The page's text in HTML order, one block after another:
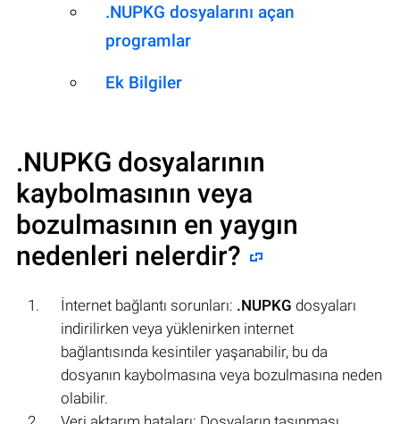
.NUPKG dosyalarını açan
programlar
Ek Bilgiler
.NUPKG dosyalarının
kaybolmasının veya
bozulmasının en yaygın
nedenleri nelerdir?
İnternet bağlantı sorunları: .NUPKG dosyaları
indirilirken veya yüklenirken internet
bağlantısında kesintiler yaşanabilir, bu da
dosyanın kaybolmasına veya bozulmasına neden
olabilir.